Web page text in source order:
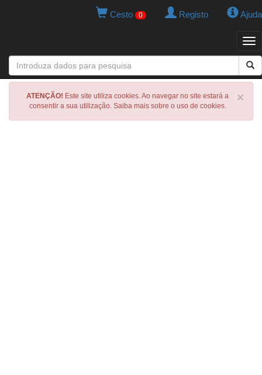
Cesto 0 Registo Ajuda
×
ATENÇÃO! Este site utiliza cookies. Ao navegar no site estará a
consentir a sua utilização. Saiba mais sobre o uso de cookies.